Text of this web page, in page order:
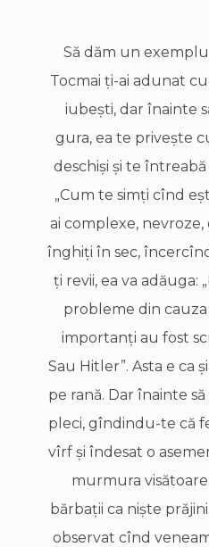
Să dăm un
Tocmai ţi-ai adunat
iubeşti, dar înainte
gura, ea te priveşte
deschişi şi te
„Cum te simţi cînd
ai complexe, nevroze,
înghiţi în sec,
ţi revii, ea va adăuga:
probleme din
importanţi au fost
Sau Hitler”. Asta e ca
pe rană. Dar înainte să
pleci, gîndindu-te că
vîrf şi îndesat o
murmura
bărbaţii ca nişte
observat cînd